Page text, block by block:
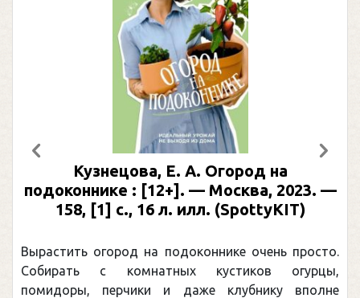
Кузнецова, Е. А. Огород на
подоконнике : [12+]. — Москва, 2023. —
158, [1] с., 16 л. илл. (SpottyKIT)
Вырастить огород на подоконнике очень просто.
Собирать с комнатных кустиков огурцы,
помидоры, перчики и даже клубнику вполне
Предыдущий